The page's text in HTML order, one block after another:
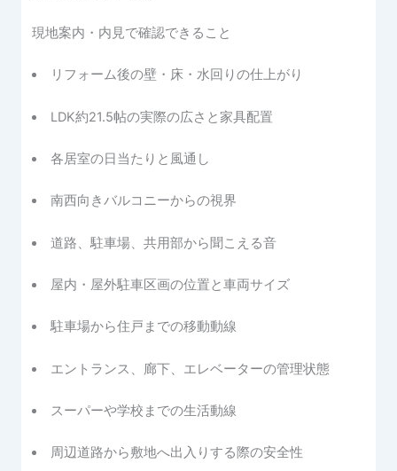
現地案内・内見で確認できること
リフォーム後の壁・床・水回りの仕上がり
LDK約21.5帖の実際の広さと家具配置
各居室の日当たりと風通し
南西向きバルコニーからの視界
道路、駐車場、共用部から聞こえる音
屋内・屋外駐車区画の位置と車両サイズ
駐車場から住戸までの移動動線
エントランス、廊下、エレベーターの管理状態
スーパーや学校までの生活動線
周辺道路から敷地へ出入りする際の安全性